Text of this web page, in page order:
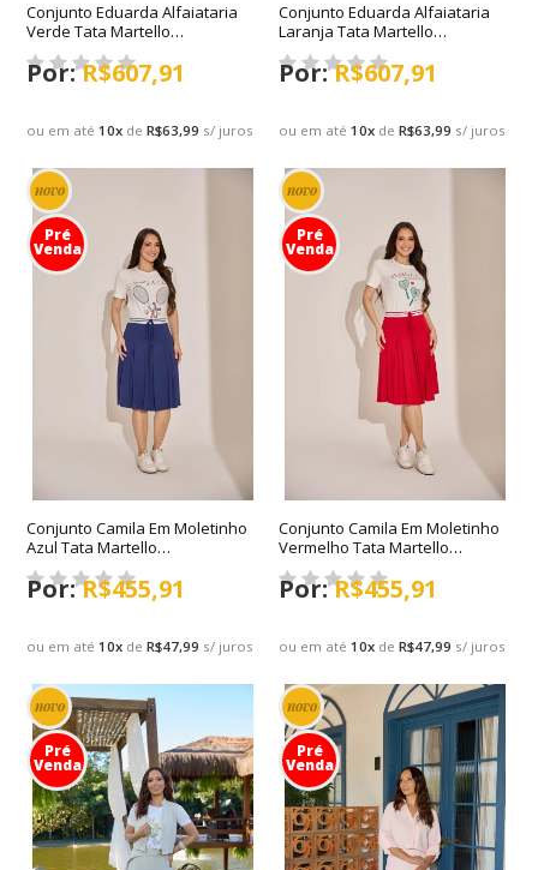
Conjunto Eduarda Alfaiataria
Verde Tata Martello
Primavera/Verão 2027
ou em até10x deR$63,99 s/ juros
R$607,91
Conjunto Eduarda Alfaiataria
Laranja Tata Martello
Primavera/Verão 2027
ou em até10x deR$63,99 s/ juros
R$607,91
novo
Pré
Venda
Conjunto Camila Em Moletinho
Azul Tata Martello
Primavera/Verão 2027
ou em até10x deR$47,99 s/ juros
R$455,91
novo
Pré
Venda
Conjunto Camila Em Moletinho
Vermelho Tata Martello
Primavera/Verão 2027
ou em até10x deR$47,99 s/ juros
R$455,91
novo
Pré
Venda
novo
Pré
Venda